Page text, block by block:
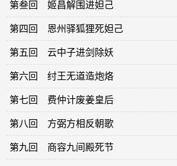
第叁回 姬昌解围进妲己
第四回 恩州驿狐狸死妲己
第五回 云中子进剑除妖
第六回 纣王无道造炮烙
第七回 费仲计废姜皇后
第八回 方弼方相反朝歌
第九回 商容九间殿死节